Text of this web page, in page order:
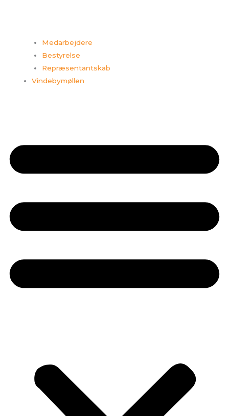
Medarbejdere
Bestyrelse
Repræsentantskab
Vindebymøllen